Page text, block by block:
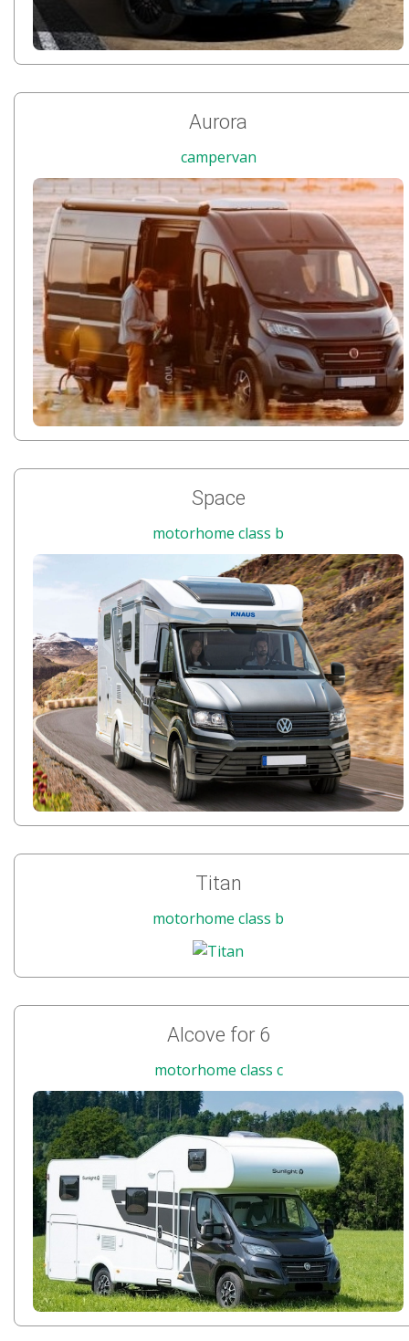
Aurora
campervan
Space
motorhome class b
Titan
motorhome class b
Alcove for 6
motorhome class c